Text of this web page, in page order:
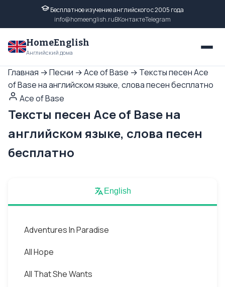
Бесплатное изучение английского с 2005 года
info@homeenglish.ruВКонтактеTelegram
HomeEnglish
Английский дома
Главная →Песни →Ace of Base → Тексты песен Ace
of Base на английском языке, слова песен бесплатно
Ace of Base
Тексты песен Ace of Base на
английском языке, слова песен
бесплатно
English
Adventures In Paradise
All Hope
All That She Wants